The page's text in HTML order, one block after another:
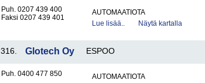
Puh. 0207 439 400
Faksi 0207 439 401
AUTOMAATIOTA
Lue lisää..
Näytä kartalla
316. Glotech Oy ESPOO
Puh. 0400 477 850
AUTOMAATIOTA